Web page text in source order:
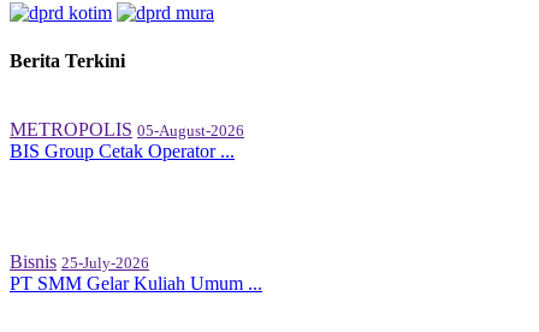
Berita Terkini
METROPOLIS 05-August-2026
BIS Group Cetak Operator ...
Bisnis 25-July-2026
PT SMM Gelar Kuliah Umum ...